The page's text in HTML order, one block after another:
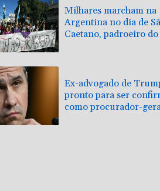
Milhares marcham na
Argentina no dia de
Caetano, padroeiro do
Ex-advogado de
pronto para ser
como procurador-